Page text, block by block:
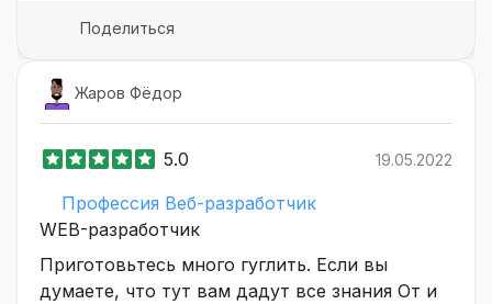
Поделиться
Жаров Фёдор
5.0 19.05.2022
Профессия Веб-разработчик
WEB-разработчик
Приготовьтесь много гуглить. Если вы
думаете, что тут вам дадут все знания От и